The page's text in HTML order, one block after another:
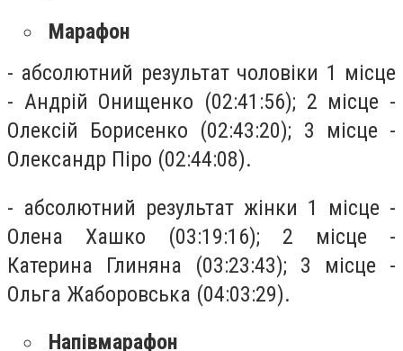
Марафон
- абсолютний результат чоловіки 1 місце
- Андрій Онищенко (02:41:56); 2 місце -
Олексій Борисенко (02:43:20); 3 місце -
Олександр Піро (02:44:08).
- абсолютний результат жінки 1 місце -
Олена Хашко (03:19:16); 2 місце -
Катерина Глиняна (03:23:43); 3 місце -
Ольга Жаборовська (04:03:29).
Напівмарафон